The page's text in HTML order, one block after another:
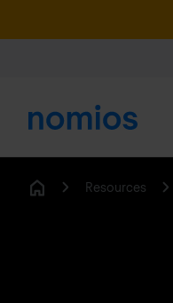
Resources